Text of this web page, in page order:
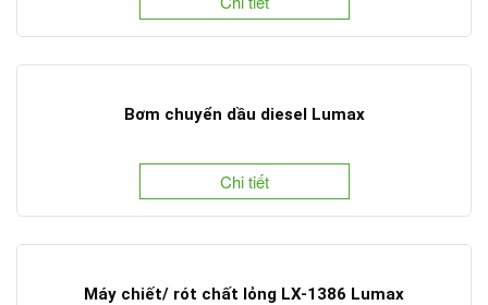
Bơm chuyển dầu diesel Lumax
Chi tiết
Máy chiết/ rót chất lỏng LX-1386 Lumax